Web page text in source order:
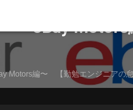
〜eBay
Motors編〜 【勤勉エンジニアの